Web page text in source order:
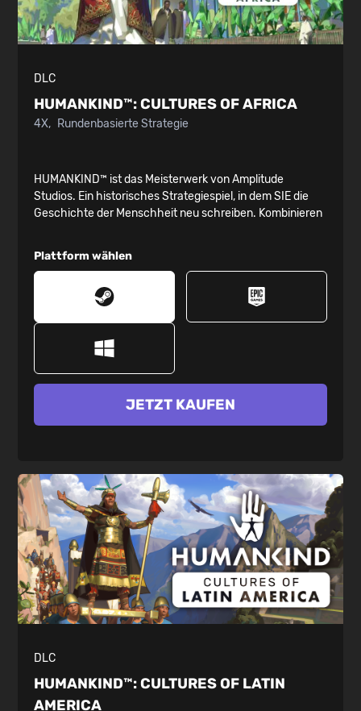
DLC
HUMANKIND™:CULTURES OF AFRICA
4X Rundenbasierte Strategie
HUMANKIND™ ist das Meisterwerk von Amplitude
Studios. Ein historisches Strategiespiel, in dem SIE die
Geschichte der Menschheit neu schreiben. Kombinieren
Sie. WIE WEIT BRINGEN SIE DIE MENSCHHEIT IN
Plattform wählen
JETZT KAUFEN
DLC
HUMANKIND™:CULTURES OF LATIN
AMERICA